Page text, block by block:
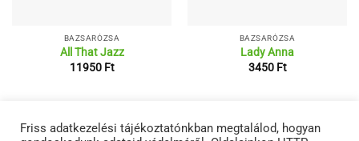
BAZSARÓZSA
All That Jazz
11950 Ft
BAZSARÓZSA
Lady Anna
3450 Ft
RÓLUNK ÁSZF ADATVÉDELMI NYILATKOZATOK
TERMÉKEINK
KAPCSOLAT
Friss adatkezelési tájékoztatónkban megtalálod, hogyan